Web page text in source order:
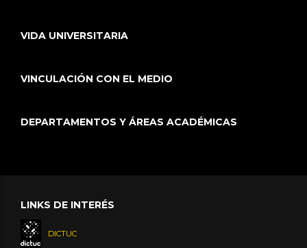
VIDA UNIVERSITARIA
VINCULACIÓN CON EL MEDIO
DEPARTAMENTOS Y ÁREAS ACADÉMICAS
LINKS DE INTERÉS
DICTUC